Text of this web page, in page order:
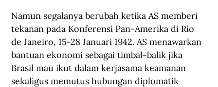
Namun segalanya berubah ketika AS memberi
tekanan pada Konferensi Pan-Amerika di Rio
de Janeiro, 15-28 Januari 1942. AS menawarkan
bantuan ekonomi sebagai timbal-balik jika
Brasil mau ikut dalam kerjasama keamanan
sekaligus memutus hubungan diplomatik